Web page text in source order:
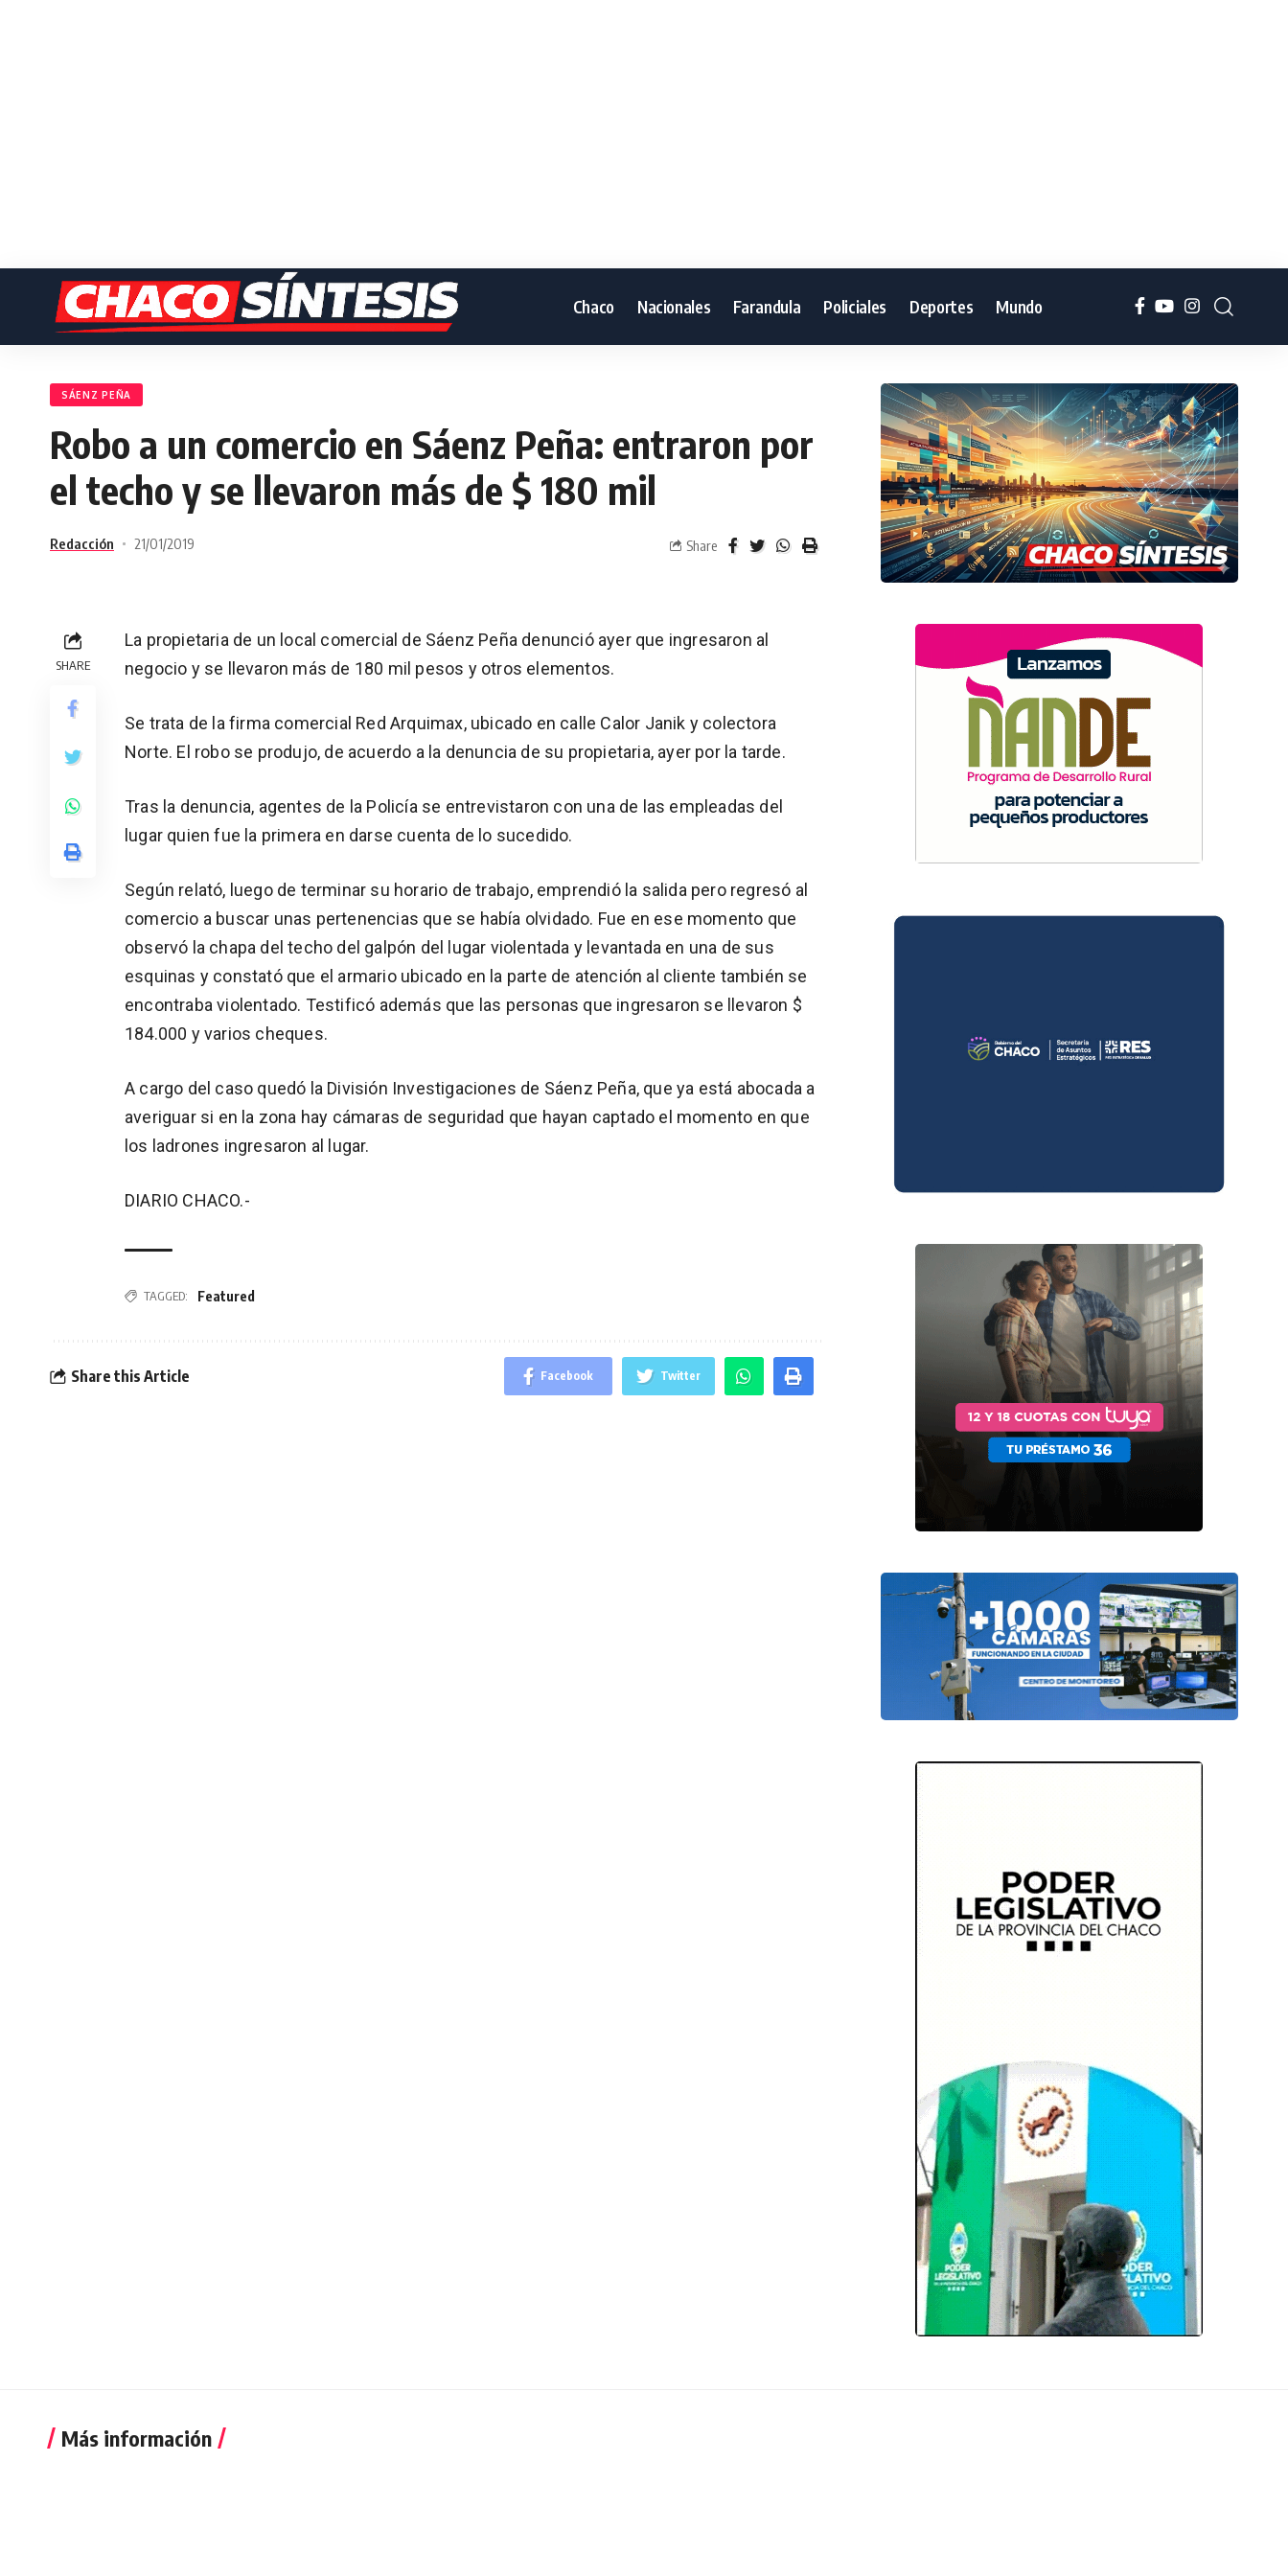
Chaco Nacionales Farandula Policiales Deportes Mundo
SÁENZ PEÑA
Robo a un comercio en Sáenz Peña: entraron por
el techo y se llevaron más de $ 180 mil
Redacción 21/01/2019 Share
SHARE
La propietaria de un local comercial de Sáenz Peña denunció ayer que ingresaron al
negocio y se llevaron más de 180 mil pesos y otros elementos.
Se trata de la firma comercial Red Arquimax, ubicado en calle Calor Janik y colectora
Norte. El robo se produjo, de acuerdo a la denuncia de su propietaria, ayer por la tarde.
Tras la denuncia, agentes de la Policía se entrevistaron con una de las empleadas del
lugar quien fue la primera en darse cuenta de lo sucedido.
Según relató, luego de terminar su horario de trabajo, emprendió la salida pero regresó al
comercio a buscar unas pertenencias que se había olvidado. Fue en ese momento que
observó la chapa del techo del galpón del lugar violentada y levantada en una de sus
esquinas y constató que el armario ubicado en la parte de atención al cliente también se
encontraba violentado. Testificó además que las personas que ingresaron se llevaron $
184.000 y varios cheques.
A cargo del caso quedó la División Investigaciones de Sáenz Peña, que ya está abocada a
averiguar si en la zona hay cámaras de seguridad que hayan captado el momento en que
los ladrones ingresaron al lugar.
DIARIO CHACO.-
TAGGED: Featured
Share this Article Facebook Twitter
Más información